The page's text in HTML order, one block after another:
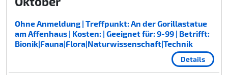
Ohne Anmeldung | Treffpunkt: An der Gorillastatue
am Affenhaus | Kosten: | Geeignet für: 9-99 | Betrifft:
Bionik|Fauna|Flora|Naturwissenschaft|Technik
Details